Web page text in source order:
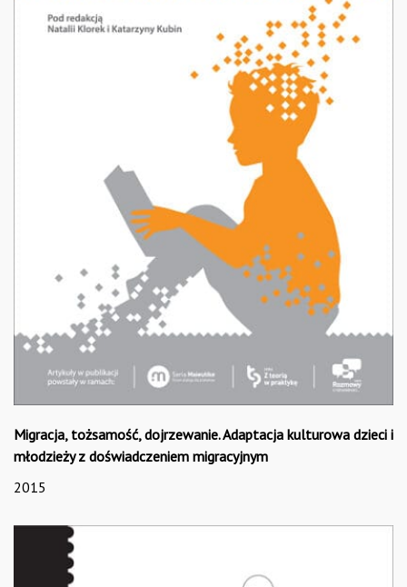
Migracja, tożsamość, dojrzewanie. Adaptacja kulturowa dzieci i
młodzieży z doświadczeniem migracyjnym
2015